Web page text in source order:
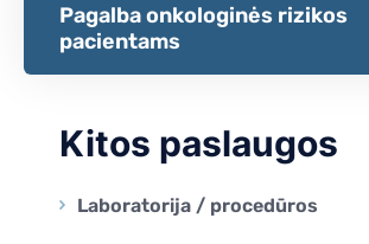
Pagalba onkologinės rizikos
pacientams
Kitos paslaugos
Laboratorija / procedūros